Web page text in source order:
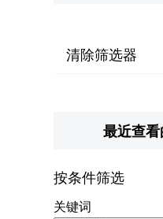
清除筛选器
最近查
按条件筛选
关键词